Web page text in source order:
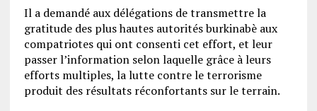
Il a demandé aux délégations de transmettre la
gratitude des plus hautes autorités burkinabè aux
compatriotes qui ont consenti cet effort, et leur
passer l’information selon laquelle grâce à leurs
efforts multiples, la lutte contre le terrorisme
produit des résultats réconfortants sur le terrain.